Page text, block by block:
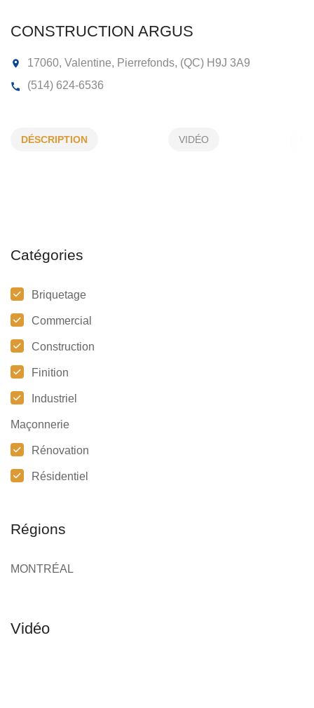
CONSTRUCTION ARGUS
DÉSCRIPTION VIDÉO
Catégories
Briquetage
Commercial
Construction
Finition
Industriel
Maçonnerie
Rénovation
Résidentiel
Régions
MONTRÉAL